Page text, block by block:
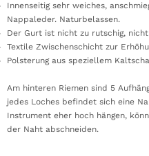
Innenseitig sehr weiches,
Nappaleder. Naturbelassen.
Der Gurt ist nicht zu rutschig,
Textile Zwischenschicht zur
Polsterung aus speziellem
Am hinteren Riemen sind 5
jedes Loches befindet sich eine
Instrument eher hoch hängen,
der Naht abschneiden.